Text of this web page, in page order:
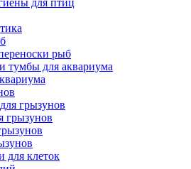
рыб
тумбы для аквариума
грызунов
грызунов
для клеток